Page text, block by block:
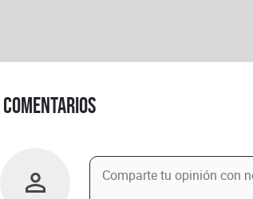
Comentarios